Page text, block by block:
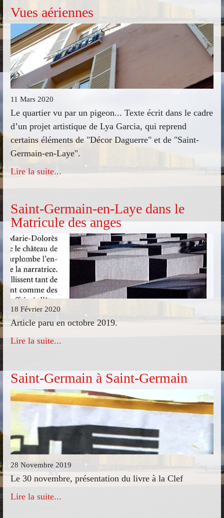
Vues aériennes
11 Mars 2020
Le quartier vu par un pigeon... Texte écrit dans le cadre
d’un projet artistique de Lya Garcia, qui reprend
certains éléments de "Décor Daguerre" et de "Saint-
Germain-en-Laye".
Lire la suite...
Saint-Germain-en-Laye dans le
Matricule des anges
18 Février 2020
Article paru en octobre 2019.
Lire la suite...
Saint-Germain à Saint-Germain
28 Novembre 2019
Le 30 novembre, présentation du livre à la Clef
Lire la suite...